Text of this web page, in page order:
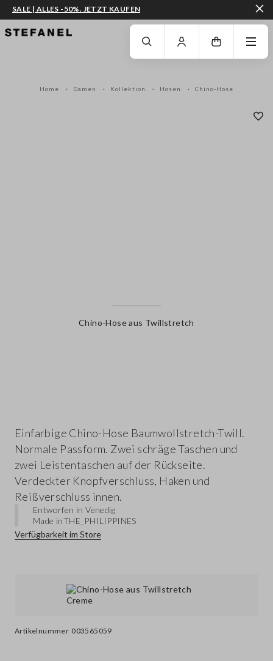
ZUM HAUPTINHALT SPRINGEN GEHEN SIE ZUM ENDE DER SEITE
SALE | ALLES -50%. JETZT KAUFEN
Home Damen Kollektion Hosen Chino-Hose
Chino-Hose aus Twillstretch
Artikelnummer 003565059
Einfarbige Chino-Hose Baumwollstretch-Twill.
Normale Passform. Zwei schräge Taschen und
zwei Leistentaschen auf der Rückseite.
Verdeckter Knopfverschluss, Haken und
Reißverschluss innen.
Entworfen in Venedig
Made inTHE_PHILIPPINES
Verfügbarkeit im Store